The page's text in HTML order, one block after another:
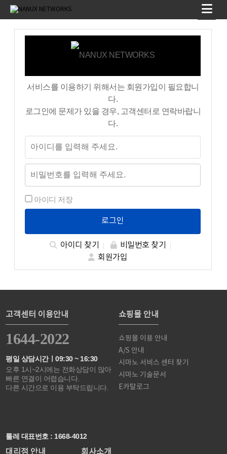
서비스를 이용하기 위해서는 회원가입이 필요합니
다.
로그인에 문제가 있을 경우, 고객센터로 연락바랍니
다.
아이디 저장
로그인
아이디 찾기
비밀번호 찾기
회원가입
고객센터 이용안내
1644-2022
평일 상담시간ㅣ09:30 ~ 16:30
오후 1시~2시에는 전화상담이 많아
빠른 연결이 어렵습니다.
다른 시간으로 이용 부탁드립니다.
툴레 대표번호 : 1668-4012
쇼핑몰 안내
쇼핑몰 이용 안내
A/S 안내
시마노 서비스 센터 찾기
시마노 기술문서
E카탈로그
대리점 안내 회사소개